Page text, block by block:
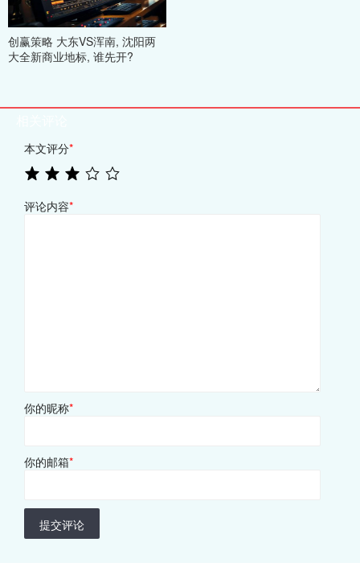
创赢策略 大东VS浑南, 沈阳两
大全新商业地标, 谁先开?
本文评分*
评论内容*
你的昵称*
你的邮箱*
提交评论